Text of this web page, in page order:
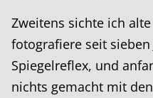
Zweitens sichte ich
fotografiere seit
Spiegelreflex, und
nichts gemacht mit